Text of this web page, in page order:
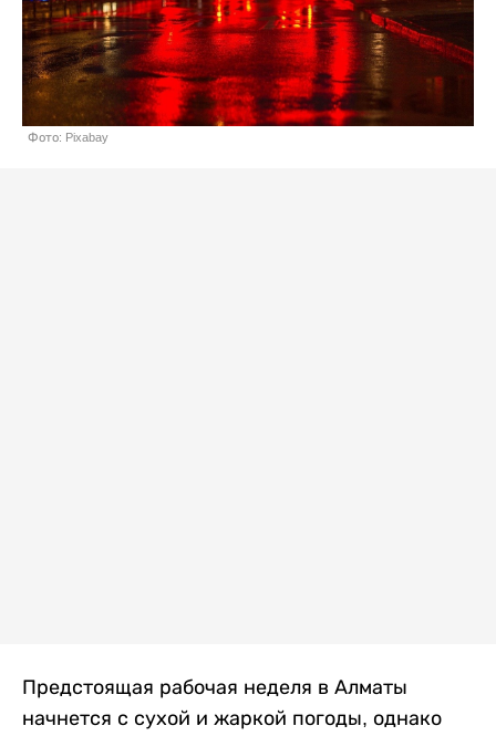
Фото: Pixabay
Предстоящая рабочая неделя в Алматы
начнется с сухой и жаркой погоды, однако